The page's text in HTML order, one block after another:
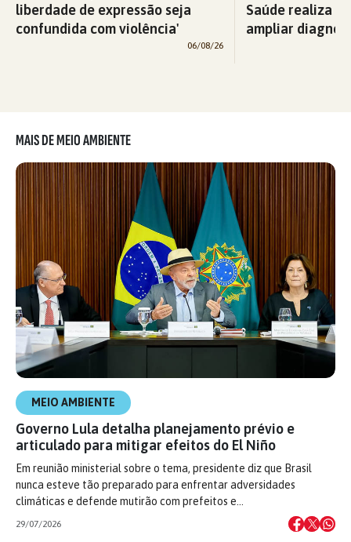
liberdade de expressão seja
confundida com violência'
06/08/26
Saúde realiza
ampliar
MAIS DE MEIO AMBIENTE
MEIO AMBIENTE
Governo Lula detalha planejamento prévio e
articulado para mitigar efeitos do El Niño
Em reunião ministerial sobre o tema, presidente diz que Brasil
nunca esteve tão preparado para enfrentar adversidades
climáticas e defende mutirão com prefeitos e…
29/07/2026